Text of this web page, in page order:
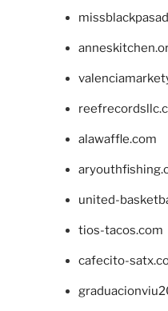
alawaffle.com
united-
tios-tacos.com
cafecito-